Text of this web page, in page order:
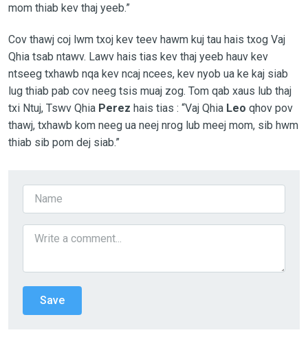
mom thiab kev thaj yeeb.”
Cov thawj coj lwm txoj kev teev hawm kuj tau hais txog Vaj
Qhia tsab ntawv. Lawv hais tias kev thaj yeeb hauv kev
ntseeg txhawb nqa kev ncaj ncees, kev nyob ua ke kaj siab
lug thiab pab cov neeg tsis muaj zog. Tom qab xaus lub thaj
txi Ntuj, Tswv Qhia Perez hais tias : “Vaj Qhia Leo qhov pov
thawj, txhawb kom neeg ua neej nrog lub meej mom, sib hwm
thiab sib pom dej siab.”